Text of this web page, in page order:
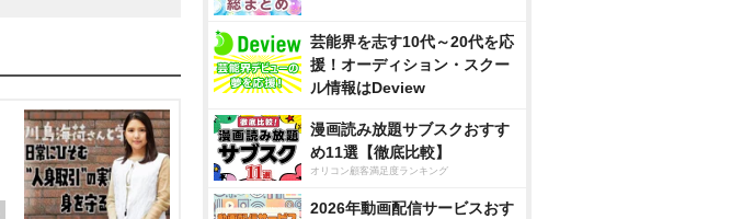
芸能界を志す10代～20代を応
援！オーディション・スクー
ル情報はDeview
漫画読み放題サブスクおすす
め11選【徹底比較】
オリコン顧客満足度ランキング
2026年動画配信サービスおす